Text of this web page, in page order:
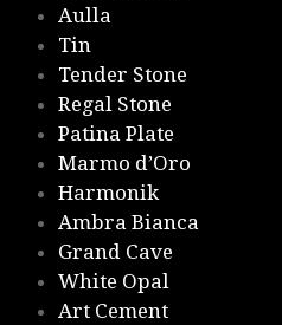
Aulla
Tin
Tender Stone
Regal Stone
Patina Plate
Marmo d’Oro
Harmonik
Ambra Bianca
Grand Cave
White Opal
Art Cement